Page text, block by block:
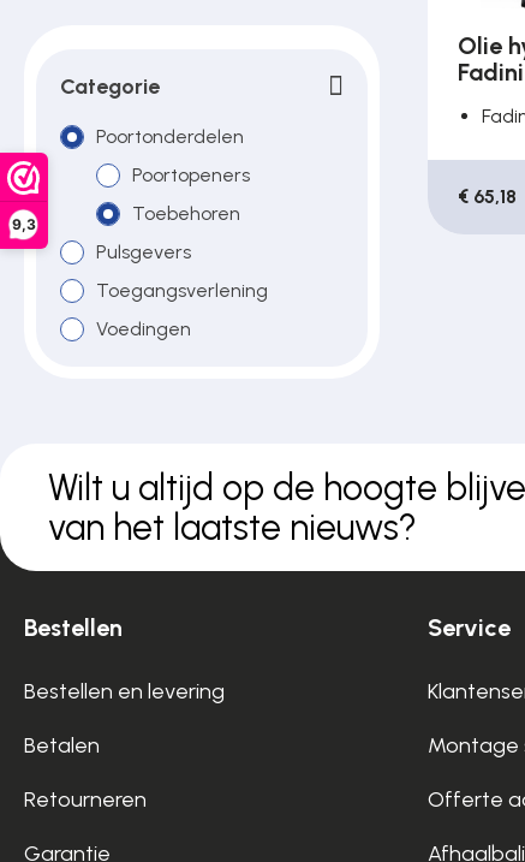
9,3
Toegangscontrole
Toegangsverlening
Voedingen
Over ons
Categorie
Poortonderdelen
Poortopeners
Toebehoren
Pulsgevers
Toegangsverlening
Voedingen
Olie
Fadini
€ 65,18
Wilt u altijd op de hoogte
van het laatste nieuws?
Bestellen
Bestellen en levering
Betalen
Retourneren
Garantie
Service
Montage
Offerte